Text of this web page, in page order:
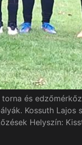
és
Kossuth Lajos
Helyszín: